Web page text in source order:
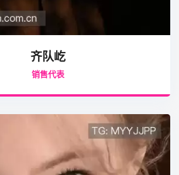
齐队屹
销售代表